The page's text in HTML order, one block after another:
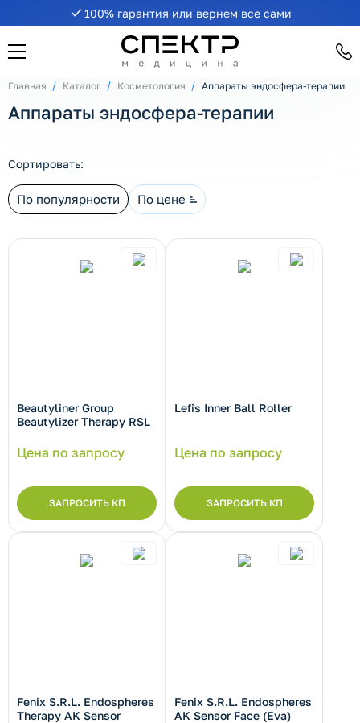
100% гарантия или вернем все сами
Главная Каталог Косметология Аппараты эндосфера-терапии
Аппараты эндосфера-терапии
развернуть категорию
развернуть категорию
Сортировать:
По популярности По цене
Beautyliner Group
Beautylizer Therapy RSL
Цена по запросу
ЗАПРОСИТЬ КП
Lefis Inner Ball Roller
Цена по запросу
ЗАПРОСИТЬ КП
Fenix S.R.L. Endospheres
Therapy AK Sensor
Fenix S.R.L. Endospheres
AK Sensor Face (Eva)